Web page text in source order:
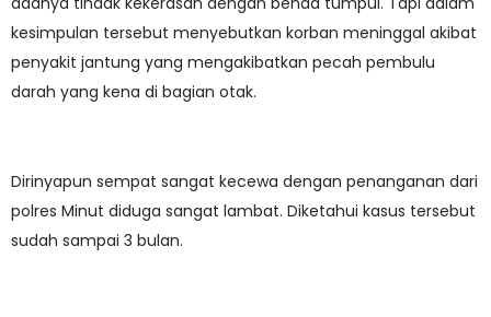
kesimpulan tersebut menyebutkan korban meninggal akibat
penyakit jantung yang mengakibatkan pecah pembulu
darah yang kena di bagian otak.
Dirinyapun sempat sangat kecewa dengan penanganan dari
polres Minut diduga sangat lambat. Diketahui kasus tersebut
sudah sampai 3 bulan.